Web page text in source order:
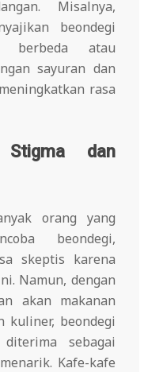
Misalnya,
beondegi
berbeda atau
sayuran dan
rasa
Stigma dan
orang yang
beondegi,
skeptis karena
Namun, dengan
akan makanan
kuliner, beondegi
sebagai
Kafe-kafe